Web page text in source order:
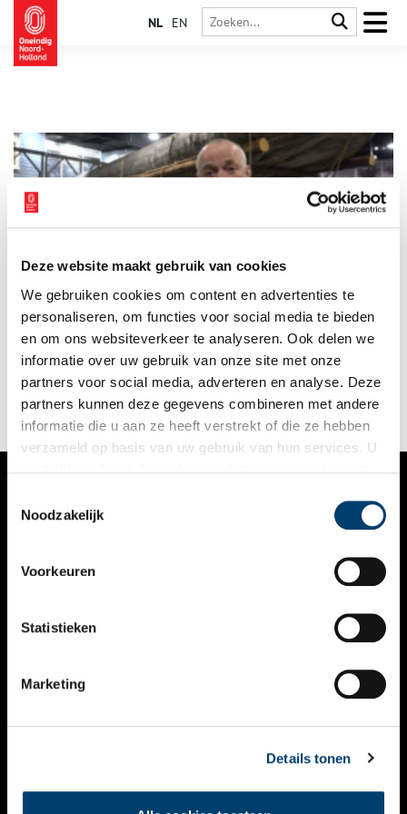
Deze website maakt gebruik van cookies
We gebruiken cookies om content en advertenties te
personaliseren, om functies voor social media te bieden
en om ons websiteverkeer te analyseren. Ook delen we
informatie over uw gebruik van onze site met onze
partners voor social media, adverteren en analyse. Deze
partners kunnen deze gegevens combineren met andere
informatie die u aan ze heeft verstrekt of die ze hebben
verzameld op basis van uw gebruik van hun services. U
Noodzakelijk
Voorkeuren
Statistieken
Marketing
Details tonen
NL EN
Het Oorlogsmuseum in Medemblik roept mensen op om een
slag op zolder te maken en materialen uit de oorlogstijd in te
leveren voor ze verloren gaan. Voor exposities kunnen zelfs de
kleinste voorwerpen net het verschil maken.
1 min
VERHALEN
KALENDER
THEMA’S
VIDEO’S
CONTACT